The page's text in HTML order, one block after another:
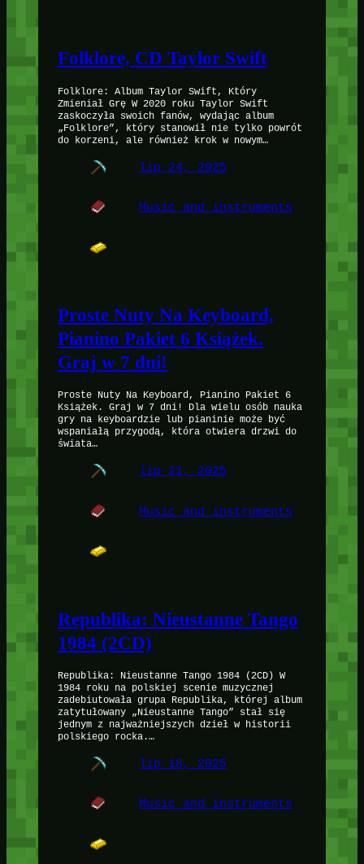
Folklore, CD Taylor Swift
Folklore: Album Taylor Swift, Który
Zmieniał Grę W 2020 roku Taylor Swift
zaskoczyła swoich fanów, wydając album
„Folklore”, który stanowił nie tylko powrót
do korzeni, ale również krok w nowym…
lip 24, 2025
Music and instruments
Proste Nuty Na Keyboard,
Pianino Pakiet 6 Książek.
Graj w 7 dni!
Proste Nuty Na Keyboard, Pianino Pakiet 6
Książek. Graj w 7 dni! Dla wielu osób nauka
gry na keyboardzie lub pianinie może być
wspaniałą przygodą, która otwiera drzwi do
świata…
lip 21, 2025
Music and instruments
Republika: Nieustanne Tango
1984 (2CD)
Republika: Nieustanne Tango 1984 (2CD) W
1984 roku na polskiej scenie muzycznej
zadebiutowała grupa Republika, której album
zatytułowany „Nieustanne Tango” stał się
jednym z najważniejszych dzieł w historii
polskiego rocka.…
lip 18, 2025
Music and instruments